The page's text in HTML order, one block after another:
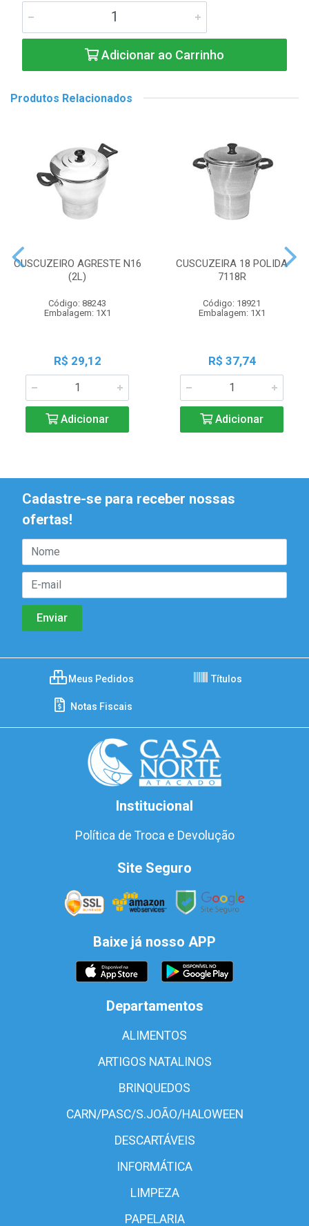
Adicionar ao Carrinho
Produtos Relacionados
CUSCUZEIRO AGRESTE N16
(2L)
Código: 88243
Embalagem: 1X1
R$ 29,12
Adicionar
CUSCUZEIRA 18 POLIDA
7118R
Código: 18921
Embalagem: 1X1
R$ 37,74
Adicionar
Cadastre-se para receber nossas
ofertas!
Meus Pedidos Títulos
Notas Fiscais
Institucional
Política de Troca e Devolução
Site Seguro
Baixe já nosso APP
Departamentos
ALIMENTOS
ARTIGOS NATALINOS
BRINQUEDOS
CARN/PASC/S.JOÃO/HALOWEEN
DESCARTÁVEIS
INFORMÁTICA
LIMPEZA
PAPELARIA